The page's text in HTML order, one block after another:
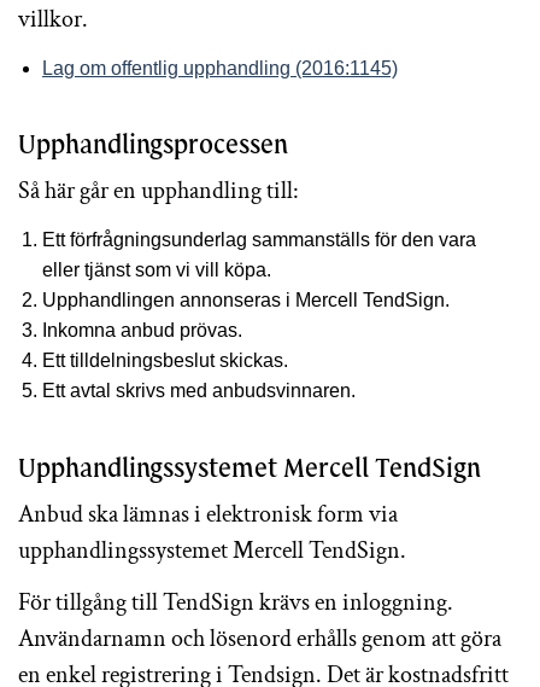
villkor.
Lag om offentlig upphandling (2016:1145)
Upphandlingsprocessen
Så här går en upphandling till:
Ett förfrågningsunderlag sammanställs för den vara
eller tjänst som vi vill köpa.
Upphandlingen annonseras i Mercell TendSign.
Inkomna anbud prövas.
Ett tilldelningsbeslut skickas.
Ett avtal skrivs med anbudsvinnaren.
Upphandlingssystemet Mercell TendSign
Anbud ska lämnas i elektronisk form via
upphandlingssystemet Mercell TendSign.
För tillgång till TendSign krävs en inloggning.
Användarnamn och lösenord erhålls genom att göra
en enkel registrering i Tendsign. Det är kostnadsfritt